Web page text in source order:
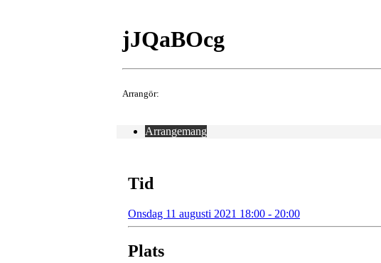
jJQaBOcg
Arrangör:
Arrangemang
Tid
Onsdag 11 augusti 2021 18:00 - 20:00
Plats